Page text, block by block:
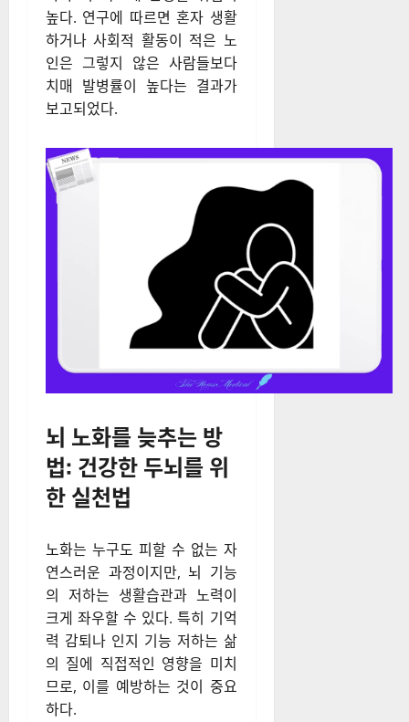
들과의 소통과 상호작용은 뇌의
다양한 영역을 활성화시키며,
특히 기억력과 문제 해결 능력
을 향상시키는 역할을 한다.
을 겪는 사람들은 인지 기능 저
하가 더 빠르게 진행될 위험이
높다. 연구에 따르면 혼자 생활
하거나 사회적 활동이 적은 노
인은 그렇지 않은 사람들보다
치매 발병률이 높다는 결과가
뇌 노화를 늦추는 방
법: 건강한 두뇌를 위
한 실천법